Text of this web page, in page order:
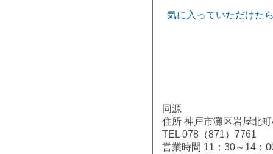
気に入っていただけた
同源
住所 神戸市灘区岩屋北
TEL 078（871）7761
営業時間 11：30～14：